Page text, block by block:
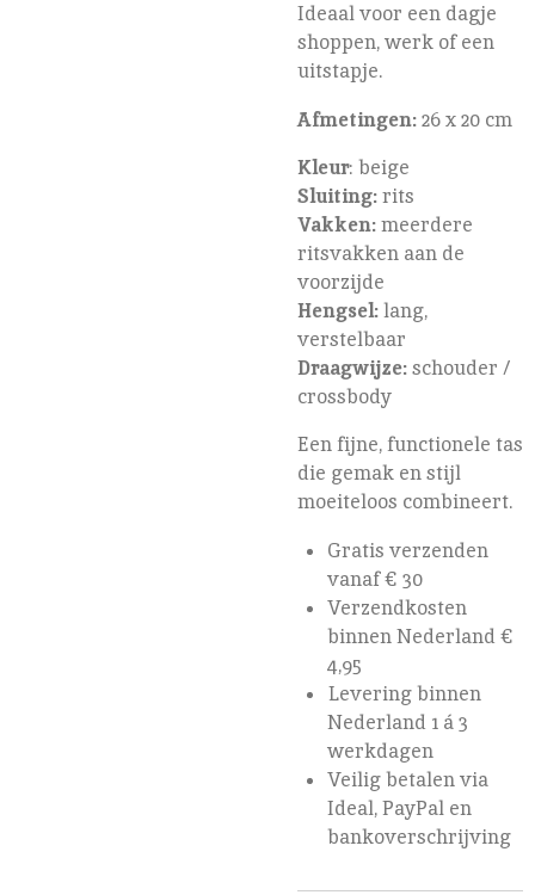
Ideaal voor een dagje
shoppen, werk of een
uitstapje.
Afmetingen:26 x 20 cm
Kleur: beige
Sluiting:rits
Vakken:meerdere
ritsvakken aan de
voorzijde
Hengsel:lang,
verstelbaar
Draagwijze:schouder /
crossbody
Een fijne, functionele tas
die gemak en stijl
moeiteloos combineert.
Gratis verzenden
vanaf € 30
Verzendkosten
binnen Nederland €
4,95
Levering binnen
Nederland 1 á 3
werkdagen
Veilig betalen via
Ideal, PayPal en
bankoverschrijving